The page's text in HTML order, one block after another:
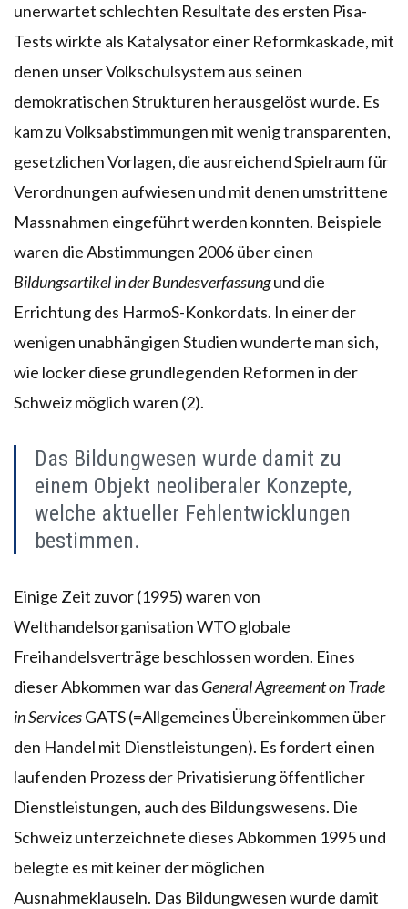
unerwartet schlechten Resultate des ersten Pisa-
Tests wirkte als Katalysator einer Reformkaskade, mit
denen unser Volkschulsystem aus seinen
demokratischen Strukturen herausgelöst wurde. Es
kam zu Volksabstimmungen mit wenig transparenten,
gesetzlichen Vorlagen, die ausreichend Spielraum für
Verordnungen aufwiesen und mit denen umstrittene
Massnahmen eingeführt werden konnten. Beispiele
waren die Abstimmungen 2006 über einen
Bildungsartikel in der Bundesverfassungund die
Errichtung des HarmoS-Konkordats. In einer der
wenigen unabhängigen Studien wunderte man sich,
wie locker diese grundlegenden Reformen in der
Schweiz möglich waren (2).
Das Bildungwesen wurde damit zu
einem Objekt neoliberaler Konzepte,
welche aktueller Fehlentwicklungen
bestimmen.
Einige Zeit zuvor (1995) waren von
Welthandelsorganisation WTO globale
Freihandelsverträge beschlossen worden. Eines
dieser Abkommen war das General Agreement on Trade
in ServicesGATS (=Allgemeines Übereinkommen über
den Handel mit Dienstleistungen). Es fordert einen
laufenden Prozess der Privatisierung öffentlicher
Dienstleistungen, auch des Bildungswesens. Die
Schweiz unterzeichnete dieses Abkommen 1995 und
belegte es mit keiner der möglichen
Ausnahmeklauseln. Das Bildungwesen wurde damit